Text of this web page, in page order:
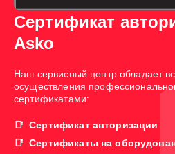
Сертификат
Asko
Наш сервисный центр обладает
осуществления
сертификатами:
Сертификат авторизации
Сертификаты на